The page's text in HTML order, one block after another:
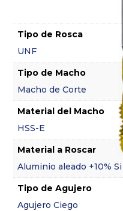
Tipo de Rosca
UNF
Tipo de Macho
Macho de Corte
Material del Macho
HSS-E
Material a Roscar
Aluminio aleado +10% Si
Tipo de Agujero
Agujero Ciego